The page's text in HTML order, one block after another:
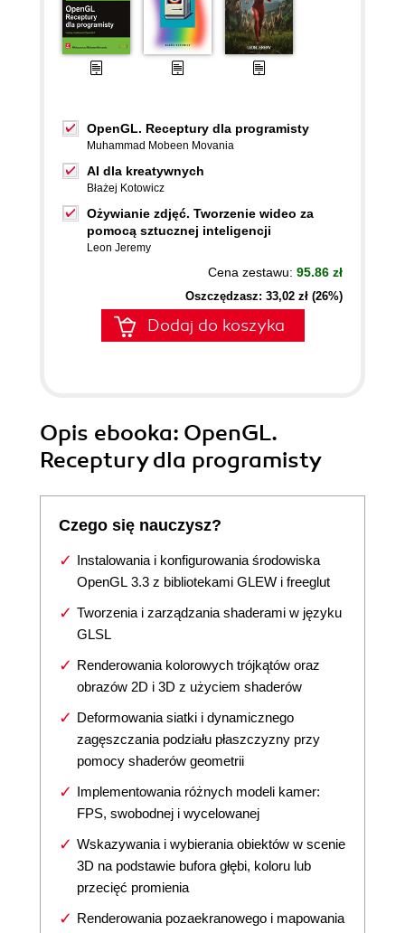
OpenGL. Receptury dla programisty
Muhammad Mobeen Movania
AI dla kreatywnych
Błażej Kotowicz
Ożywianie zdjęć. Tworzenie wideo za
pomocą sztucznej inteligencji
Leon Jeremy
Cena zestawu: 95.86 zł
Oszczędzasz: 33,02 zł (26%)
Dodaj do koszyka
Opis ebooka: OpenGL.
Receptury dla programisty
Czego się nauczysz?
Instalowania i konfigurowania środowiska
OpenGL 3.3 z bibliotekami GLEW i freeglut
Tworzenia i zarządzania shaderami w języku
GLSL
Renderowania kolorowych trójkątów oraz
obrazów 2D i 3D z użyciem shaderów
Deformowania siatki i dynamicznego
zagęszczania podziału płaszczyzny przy
pomocy shaderów geometrii
Implementowania różnych modeli kamer:
FPS, swobodnej i wycelowanej
Wskazywania i wybierania obiektów w scenie
3D na podstawie bufora głębi, koloru lub
przecięć promienia
Renderowania pozaekranowego i mapowania